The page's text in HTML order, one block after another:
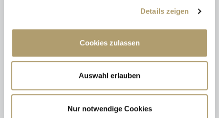
Details zeigen
Cookies zulassen
Auswahl erlauben
Nur notwendige Cookies
Wesentlicher Energieträger
Energieausweis gültig bis
2024-05-15
Energieausweis Jahrgang
Energieverbrauch für Warmwasser
enthalten
Energieausweis Baujahr
1992